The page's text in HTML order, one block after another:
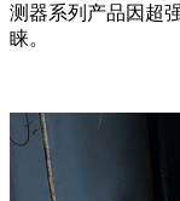
测器系列产品因超
睐。